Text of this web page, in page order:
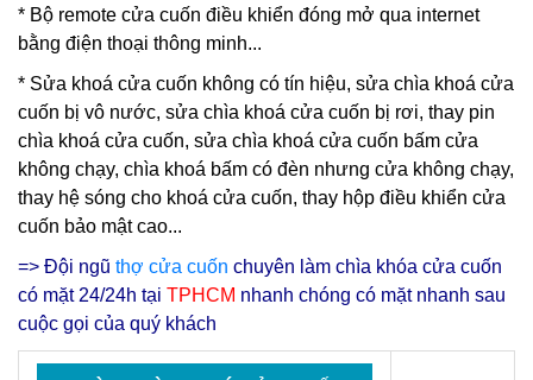
* Bộ remote cửa cuốn điều khiển đóng mở qua internet
bằng điện thoại thông minh...
* Sửa khoá cửa cuốn không có tín hiệu, sửa chìa khoá cửa
cuốn bị vô nước, sửa chìa khoá cửa cuốn bị rơi, thay pin
chìa khoá cửa cuốn, sửa chìa khoá cửa cuốn bấm cửa
không chạy, chìa khoá bấm có đèn nhưng cửa không chạy,
thay hệ sóng cho khoá cửa cuốn, thay hộp điều khiển cửa
cuốn bảo mật cao...
=> Đội ngũ thợ cửa cuốn chuyên làm chìa khóa cửa cuốn
có mặt 24/24h tại TPHCM nhanh chóng có mặt nhanh sau
cuộc gọi của quý khách